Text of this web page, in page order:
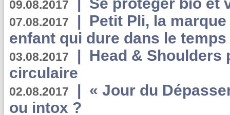
09.08.2017
07.08.2017 | Petit Pli, la
enfant qui dure dans le temps
03.08.2017 | Head & Shoulders
circulaire
02.08.2017 | « Jour du
ou intox ?